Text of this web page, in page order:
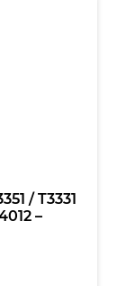
/ T3331
–